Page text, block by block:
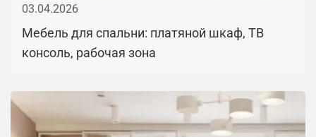
03.04.2026
Мебель для спальни: платяной шкаф, ТВ
консоль, рабочая зона